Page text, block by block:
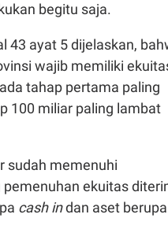
begitu saja.
43 ayat 5 dijelaskan,
wajib memiliki
tahap pertama paling
100 miliar paling lambat
sudah memenuhi
ekuitas
cash indan aset berupa